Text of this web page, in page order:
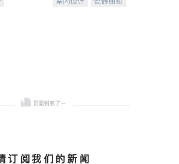
订阅我们的新闻